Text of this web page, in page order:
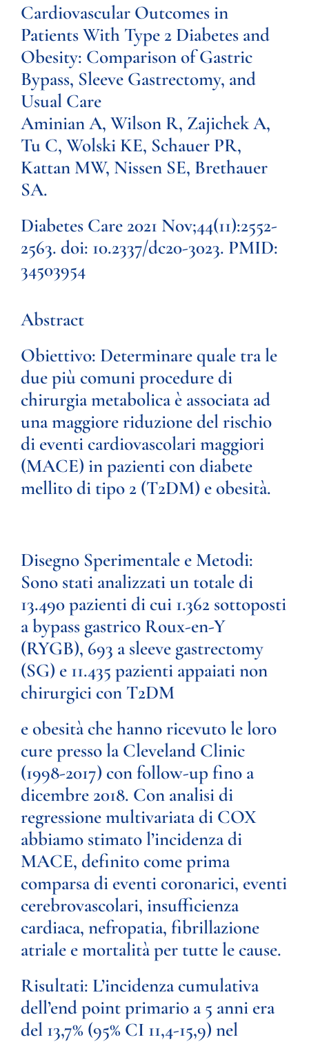
Cardiovascular Outcomes in
Patients With Type 2 Diabetes and
Obesity: Comparison of Gastric
Bypass, Sleeve Gastrectomy, and
Usual Care
Aminian A, Wilson R, Zajichek A,
Tu C, Wolski KE, Schauer PR,
Kattan MW, Nissen SE, Brethauer
SA.
Diabetes Care 2021 Nov;44(11):2552-
2563. doi: 10.2337/dc20-3023. PMID:
34503954
Abstract
Obiettivo: Determinare quale tra le
due più comuni procedure di
chirurgia metabolica è associata ad
una maggiore riduzione del rischio
di eventi cardiovascolari maggiori
(MACE) in pazienti con diabete
mellito di tipo 2 (T2DM) e obesità.
Disegno Sperimentale e Metodi:
Sono stati analizzati un totale di
13.490 pazienti di cui 1.362 sottoposti
a bypass gastrico Roux-en-Y
(RYGB), 693 a sleeve gastrectomy
(SG) e 11.435 pazienti appaiati non
chirurgici con T2DM
e obesità che hanno ricevuto le loro
cure presso la Cleveland Clinic
(1998-2017) con follow-up fino a
dicembre 2018. Con analisi di
regressione multivariata di COX
abbiamo stimato l’incidenza di
MACE, definito come prima
comparsa di eventi coronarici, eventi
cerebrovascolari, insufficienza
cardiaca, nefropatia, fibrillazione
atriale e mortalità per tutte le cause.
Risultati: L’incidenza cumulativa
dell’end point primario a 5 anni era
del 13,7% (95% CI 11,4-15,9) nel